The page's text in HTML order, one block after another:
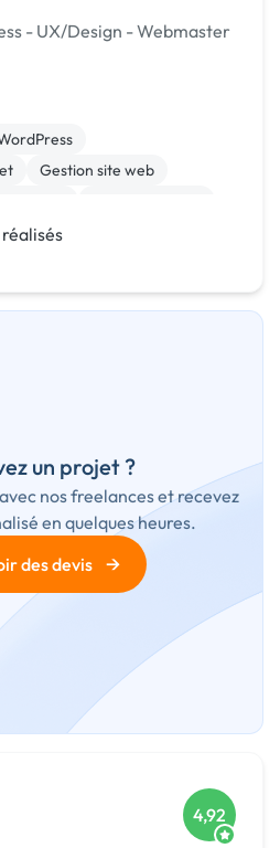
- UX/Design - Webmaster
Gestion site web
site
un projet ?
nos freelances et recevez
en quelques heures.
des devis
→
4,92